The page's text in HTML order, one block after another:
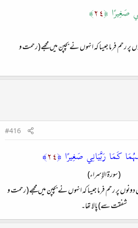
صَغِيرًا ﴿٢٤﴾
فرما جیسا کہ انہوں نے بچپن میں مجھے (رحمت و
#416
كَمَا رَبَّيَانِي صَغِيرًا ﴿٢٤﴾
(سورة الإسراء)
پر رحم فرما جیسا کہ انہوں نے بچپن میں مجھے (رحمت و
شفقت سے) پالا تھا۔